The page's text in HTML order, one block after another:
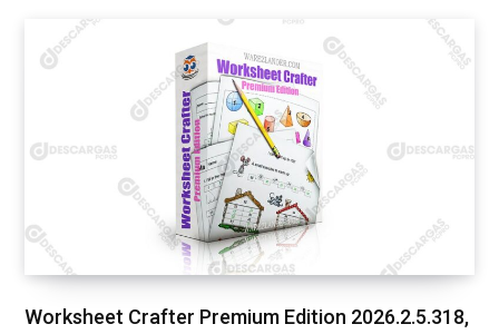
Worksheet Crafter Premium Edition 2026.2.5.318,